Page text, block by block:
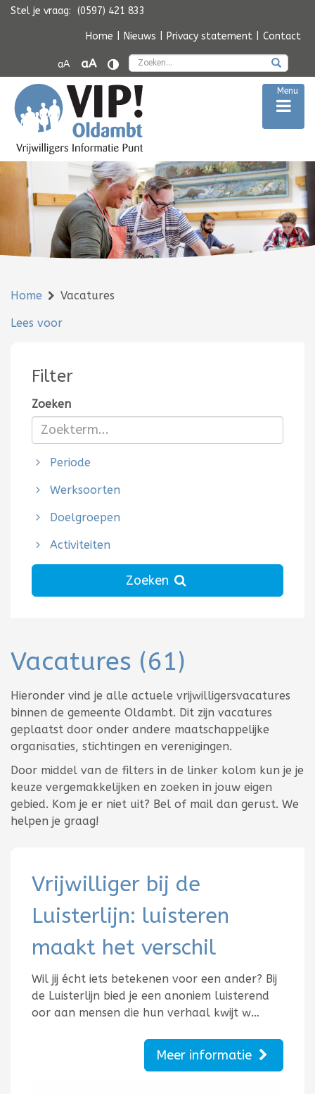
Navigatie
Stel je vraag: (0597) 421 833
Home Nieuws Privacy statement Contact
aA aA
Menu
Home Vacatures
Lees voor
Filter
Zoeken
Periode
Werksoorten
Doelgroepen
Activiteiten
Zoeken
Vacatures (61)
Totaal
aantal
61
Hieronder vind je alle actuele vrijwilligersvacatures
binnen de gemeente Oldambt. Dit zijn vacatures
geplaatst door onder andere maatschappelijke
organisaties, stichtingen en verenigingen.
Door middel van de filters in de linker kolom kun je je
keuze vergemakkelijken en zoeken in jouw eigen
gebied. Kom je er niet uit? Bel of mail dan gerust. We
helpen je graag!
Vrijwilliger bij de
Luisterlijn: luisteren
maakt het verschil
Wil jij écht iets betekenen voor een ander? Bij
de Luisterlijn bied je een anoniem luisterend
oor aan mensen die hun verhaal kwijt w…
Meer informatie